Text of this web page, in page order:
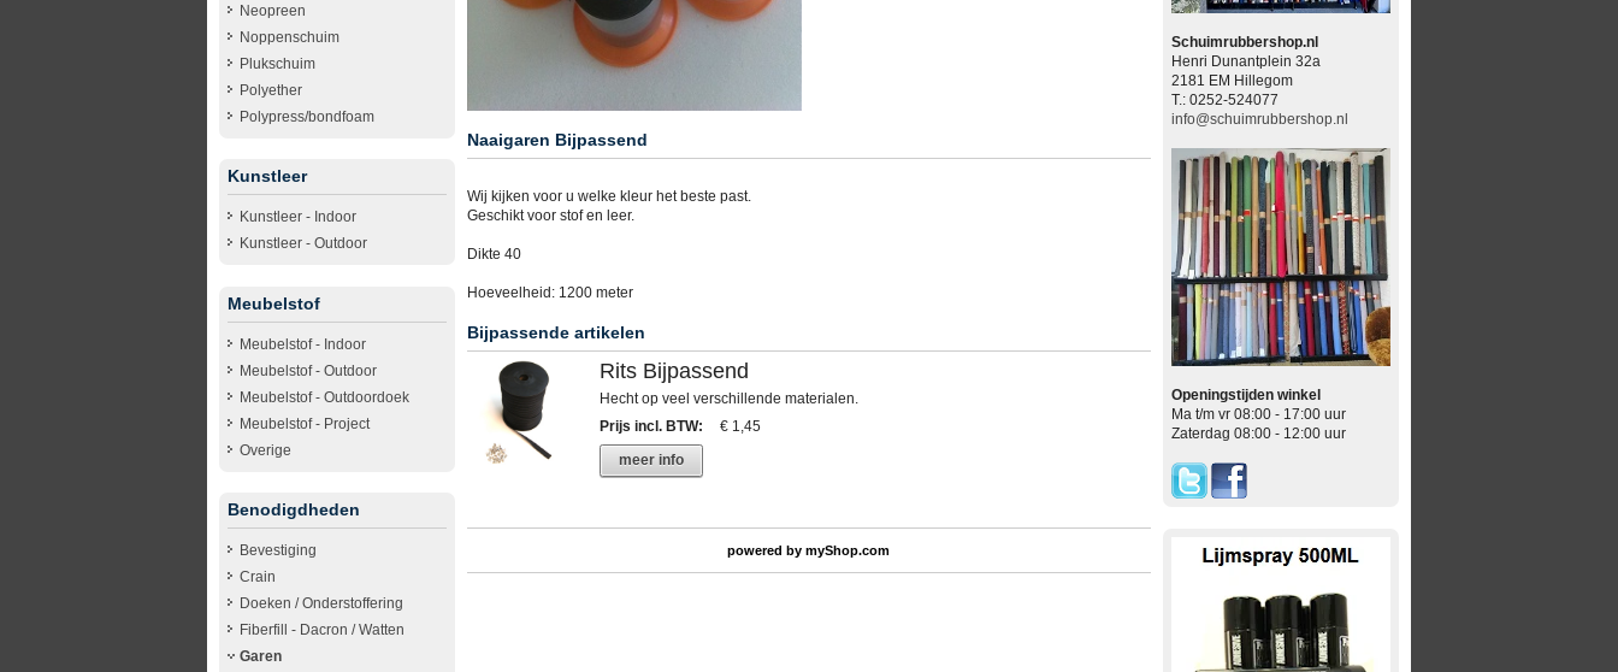
Neopreen
Noppenschuim
Plukschuim
Polyether
Polypress/bondfoam
Kunstleer
Kunstleer - Indoor
Kunstleer - Outdoor
Meubelstof
Meubelstof - Indoor
Meubelstof - Outdoor
Meubelstof - Outdoordoek
Meubelstof - Project
Overige
Benodigdheden
Bevestiging
Crain
Doeken / Onderstoffering
Fiberfill - Dacron / Watten
Garen
Naaigaren Bijpassend
Wij kijken voor u welke kleur het beste past.
Geschikt voor stof en leer.
Dikte 40
Hoeveelheid: 1200 meter
Bijpassende artikelen
Rits Bijpassend
Hecht op veel verschillende materialen.
Prijs incl. BTW:
€ 1,45
meer info
powered bymyShop.com
Schuimrubbershop.nl
Henri Dunantplein 32a
2181 EM Hillegom
T.: 0252-524077
info@schuimrubbershop.nl
Openingstijden winkel
Ma t/m vr 08:00 - 17:00 uur
Zaterdag 08:00 - 12:00 uur